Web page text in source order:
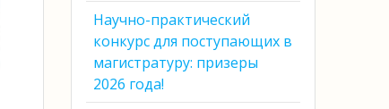
Научно-практический
конкурс для поступающих в
магистратуру: призеры
2026 года!